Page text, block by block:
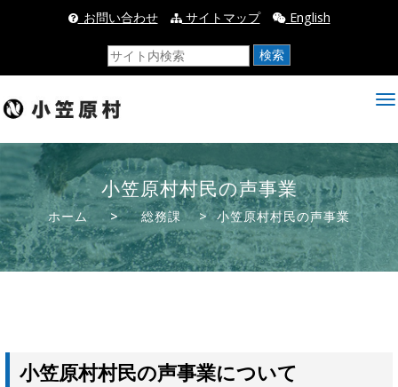
_お問い合わせ サイトマップ English
検索
小笠原村村民の声事業
ホーム > 総務課 > 小笠原村村民の声事業
小笠原村村民の声事業について